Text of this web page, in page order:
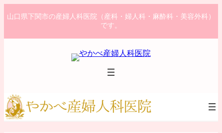
ン
ン
プ
ビ
ー
動
山口県下関市の産婦人科医院（産科・婦人科・麻酔科・美容外科）
です。